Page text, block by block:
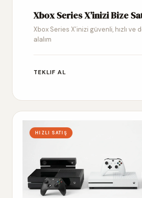
Xbox Series X’inizi Bize
Xbox Series X’inizi güvenli, hızlı ve
alalım
TEKLIF AL
HIZLI SATIŞ